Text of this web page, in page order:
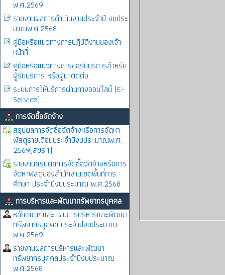
พ.ศ.2569
รายงานผลการดำเนินงานประจำปี งบประ
มาณพ.ศ.2568
คู่มือหรือแนวทางการปฏิบัติงานของเจ้า
หน้าที่
คู่มือหรือแนวทางการขอรับบริการสำหรับ
ผู้รับบริการ หรือผู้มาติดต่อ
ระบบการให้บริการผ่านทางออนไลน์ (E-
Service)
การจัดซื้อจัดจ้าง
สรุปผลการจัดซื้อจัดจ้างหรือการจัดหา
พัสดุรายเดือนประจำปีงบประมาณพ.ศ.
2569(สขร.1)
รายงานสรุปผลการจัดซื้อจัดจ้างหรือการ
จัดหาพัสดุของสำนักงานเขตพื้นที่การ
ศึกษา ประจำปีงบประมาณ พ.ศ.2568
การบริหารและพัฒนาทรัพยากรบุคคล
หลักเกณฑ์และแผนการบริหารและพัฒนา
ทรัพยากรบุคคล ประจำปีงบประมาณ
พ.ศ.2569
รายงานผลการบริหารและพัฒนา
ทรัพยากรบุคคลประจำปีงบประมาณ
พ.ศ.2568